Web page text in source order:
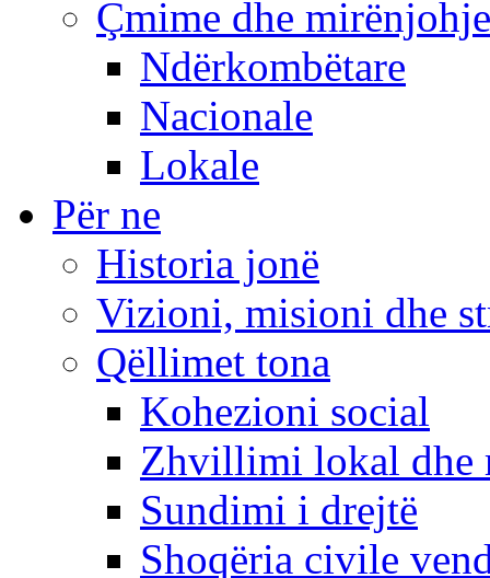
Çmime dhe mirënjohje
Ndërkombëtare
Nacionale
Lokale
Për ne
Historia jonë
Vizioni, misioni dhe
Qëllimet tona
Kohezioni social
Zhvillimi lokal dhe
Sundimi i drejtë
Shoqëria civile